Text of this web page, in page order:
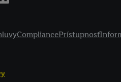
CompliancePrístupnosť